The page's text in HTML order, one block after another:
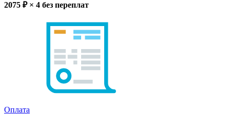
2075 ₽ × 4 без переплат
Оплата